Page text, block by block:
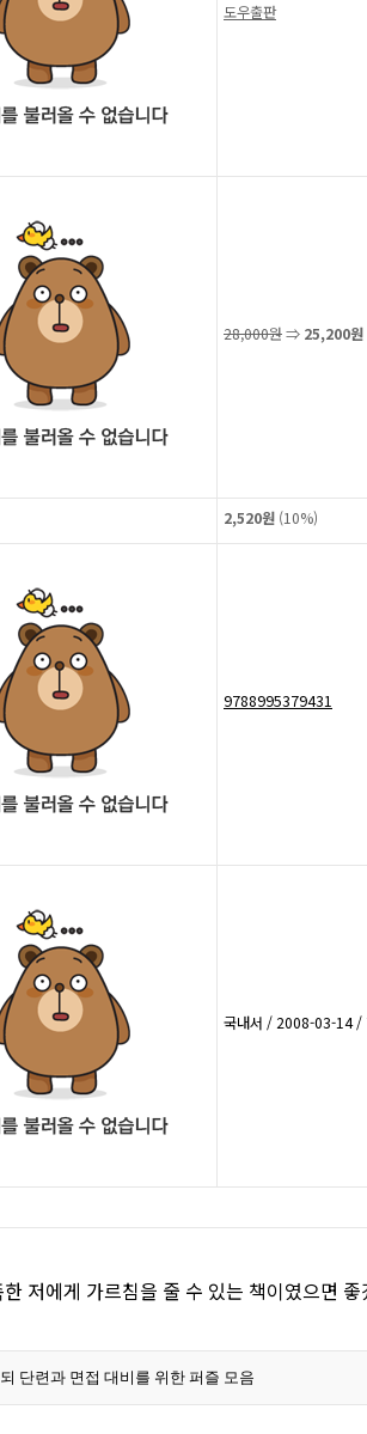
도우출판
28,000원⇒ 25,200원
2,520원 (10%)
9788995379431
국내서 / 2008-03-14 /
저에게 가르침을 줄 수 있는 책이였으면
단련과 면접 대비를 위한 퍼즐 모음